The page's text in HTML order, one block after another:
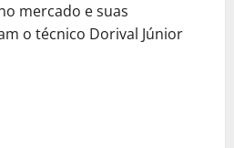
mercado e suas
o técnico Dorival Júnior